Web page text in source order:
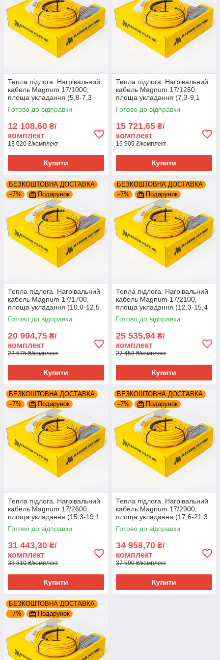
Тепла підлога. Нагрівальний
кабель Magnum 17/1000,
площа укладання (5,8-7,3
м2)
Готово до відправки
12 108,60 ₴/
комплект
13 020 ₴/комплект
Купити
Тепла підлога. Нагрівальний
кабель Magnum 17/1250,
площа укладання (7,3-9,1
м2)
Готово до відправки
15 721,65 ₴/
комплект
16 905 ₴/комплект
Купити
БЕЗКОШТОВНА ДОСТАВКА
–7%
Подарунок
Тепла підлога. Нагрівальний
кабель Magnum 17/1700,
площа укладання (10,0-12,5
м2)
Готово до відправки
20 994,75 ₴/
комплект
22 575 ₴/комплект
Купити
БЕЗКОШТОВНА ДОСТАВКА
–7%
Подарунок
Тепла підлога. Нагрівальний
кабель Magnum 17/2100,
площа укладання (12,3-15,4
м2)
Готово до відправки
25 535,94 ₴/
комплект
27 458 ₴/комплект
Купити
БЕЗКОШТОВНА ДОСТАВКА
–7%
Подарунок
Тепла підлога. Нагрівальний
кабель Magnum 17/2600,
площа укладання (15,3-19,1
м2)
Готово до відправки
31 443,30 ₴/
комплект
33 810 ₴/комплект
Купити
БЕЗКОШТОВНА ДОСТАВКА
–7%
Подарунок
Тепла підлога. Нагрівальний
кабель Magnum 17/2900,
площа укладання (17,6-21,3
м2)
Готово до відправки
34 958,70 ₴/
комплект
37 590 ₴/комплект
Купити
БЕЗКОШТОВНА ДОСТАВКА
–7%
Подарунок